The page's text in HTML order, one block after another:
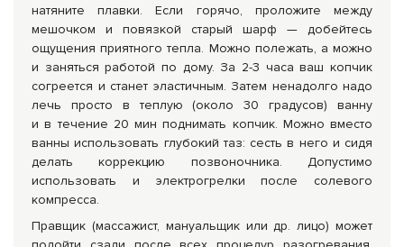
натяните плавки. Если горячо, проложите между
мешочком и повязкой старый шарф — добейтесь
ощущения приятного тепла. Можно полежать, а можно
и заняться работой по дому. За 2-3 часа ваш копчик
согреется и станет эластичным. Затем ненадолго надо
лечь просто в теплую (около 30 градусов) ванну
и в течение 20 мин поднимать копчик. Можно вместо
ванны использовать глубокий таз: сесть в него и сидя
делать коррекцию позвоночника. Допустимо
использовать и электрогрелки после солевого
компресса.
Правщик (массажист, мануальщик или др. лицо) может